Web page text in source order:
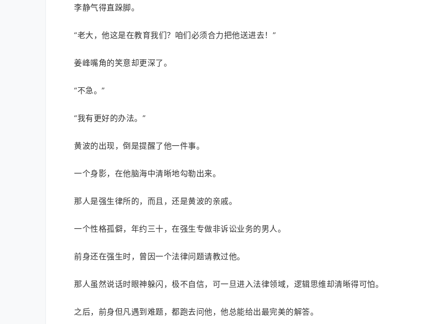
李静气得直跺脚。
“老大，他这是在教育我们？咱们必须合力把他送进去！”
姜峰嘴角的笑意却更深了。
“不急。”
“我有更好的办法。”
黄波的出现，倒是提醒了他一件事。
一个身影，在他脑海中清晰地勾勒出来。
那人是强生律所的，而且，还是黄波的亲戚。
一个性格孤僻，年约三十，在强生专做非诉讼业务的男人。
前身还在强生时，曾因一个法律问题请教过他。
那人虽然说话时眼神躲闪，极不自信，可一旦进入法律领域，逻辑思维却清晰得可怕。
之后，前身但凡遇到难题，都跑去问他，他总能给出最完美的解答。